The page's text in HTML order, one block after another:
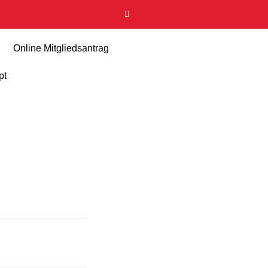
Online Mitgliedsantrag